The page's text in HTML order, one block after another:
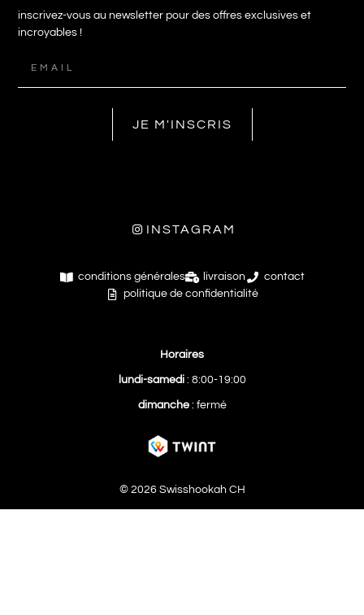
inscrivez-vous au newsletter pour des offres exclusives et
incroyables !
JE M'INSCRIS
INSTAGRAM
conditions générales livraison
contact
politique de confidentialité
Horaires
lundi-samedi: 8:00-19:00
dimanche: fermé
© 2026 Swisshookah CH